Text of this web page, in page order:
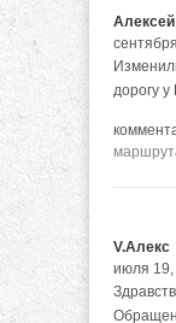
Алексей
дорогу
V.Алекс
июля 19,